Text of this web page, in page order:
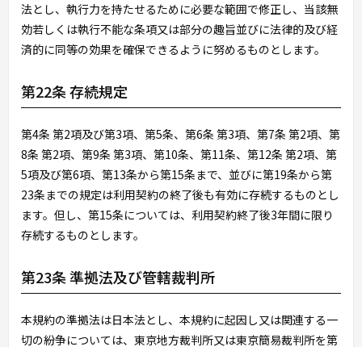
法とし、執行力を持たせるために必要な範囲で修正し、当該無
効若しくは執行不能な条項又は部分の趣旨並びに法律的及び経
済的に同等の効果を確保できるように努めるものとします。
第22条 存続規定
第4条 第2項及び第3項、第5条、第6条 第3項、第7条 第2項、第
8条 第2項、第9条 第3項、第10条、第11条、第12条 第2項、第
5項及び第6項、第13条から第15条まで、並びに第19条から第
23条までの規定は利用契約の終了後も有効に存続するものとし
ます。但し、第15条については、利用契約終了後3年間に限り
存続するものとします。
第23条 準拠法及び管轄裁判所
本規約の準拠法は日本法とし、本規約に起因し又は関連する一
切の紛争については、東京地方裁判所又は東京簡易裁判所を第